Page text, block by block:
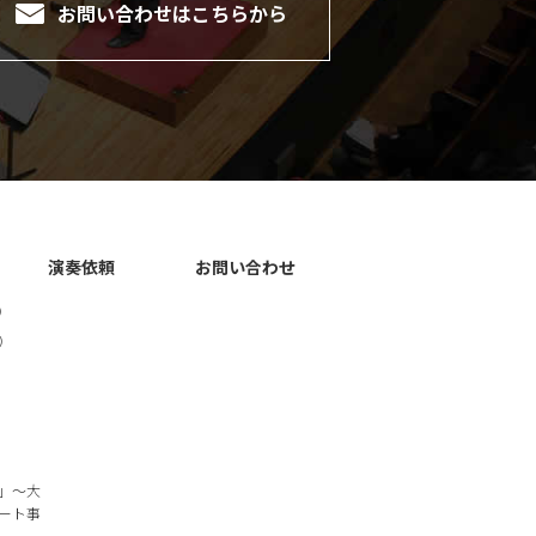
お問い合わせはこちらから
～大
ト事
演奏依頼 お問い合わせ